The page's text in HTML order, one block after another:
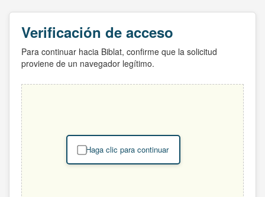
Verificación de acceso
Para continuar hacia Biblat, confirme que la solicitud
proviene de un navegador legítimo.
Haga clic para continuar